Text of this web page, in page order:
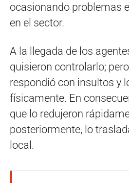
ocasionando problemas
en el sector.
A la llegada de los
quisieron controlarlo;
respondió con insultos y
físicamente. En
que lo redujeron
posteriormente, lo
local.